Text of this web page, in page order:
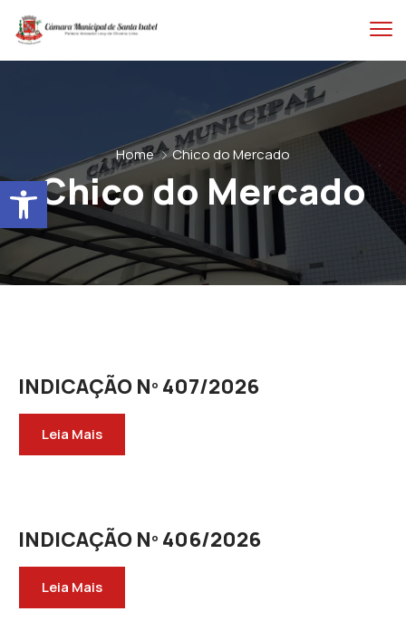
Abrir a barra de ferramentas
Home Chico do Mercado
Chico do Mercado
INDICAÇÃO Nº 407/2026
Leia Mais
INDICAÇÃO Nº 406/2026
Leia Mais